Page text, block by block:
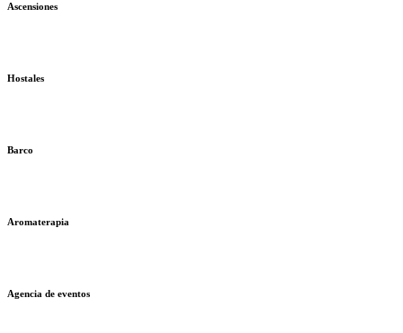
Ascensiones
Hostales
Barco
Aromaterapia
Agencia de eventos